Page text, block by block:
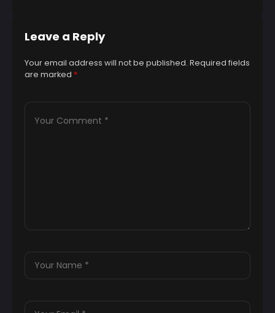
Leave a Reply
Your email address will not be published. Required fields
are marked *